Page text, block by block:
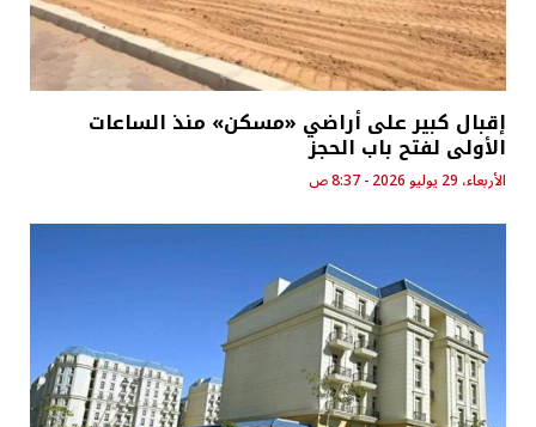
إقبال كبير على أراضي «مسكن» منذ الساعات
الأولى لفتح باب الحجز
الأربعاء، 29 يوليو 2026 - 8:37 ص